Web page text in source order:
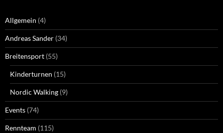
Allgemein (4)
Andreas Sander (34)
Breitensport (55)
Kinderturnen (15)
Nordic Walking (9)
Events (74)
Rennteam (115)